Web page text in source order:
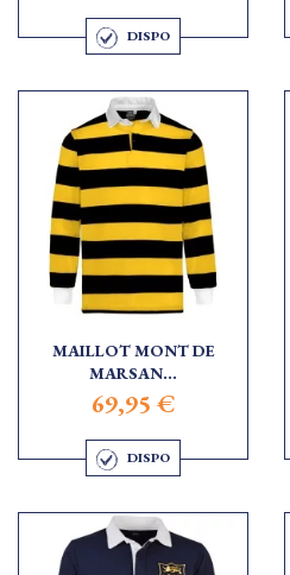
DISPO
MAILLOT MONT DE
MARSAN...
69,95 €
DISPO